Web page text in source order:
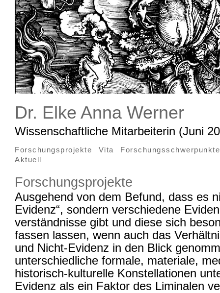
Dr. Elke Anna Werner
Wissenschaftliche Mitarbeiterin (Juni
Forschungsprojekte Vita
Forschungsschwerpunkte
Aktuell
Forschungsprojekte
Ausgehend von dem Befund, dass es
Evidenz“, sondern verschiedene
verständnisse gibt und diese sich
fassen lassen, wenn auch das
und Nicht-Evidenz in den Blick
unterschiedliche formale, materiale,
historisch-kulturelle Konstellationen
Evidenz als ein Faktor des Liminalen